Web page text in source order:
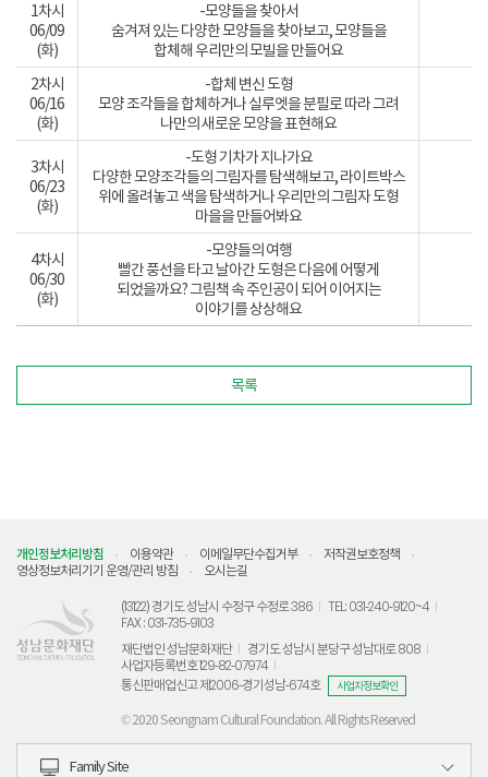
1차시
06/09
(화)
-모양들을 찾아서
숨겨져 있는 다양한 모양들을 찾아보고, 모양들을
합체해 우리만의 모빌을 만들어요
2차시
06/16
(화)
-합체 변신 도형
모양 조각들을 합체하거나 실루엣을 분필로 따라 그려
나만의 새로운 모양을 표현해요
3차시
06/23
(화)
-도형 기차가 지나가요
다양한 모양조각들의 그림자를 탐색해보고, 라이트박스
위에 올려놓고 색을 탐색하거나 우리만의 그림자 도형
마을을 만들어봐요
4차시
06/30
(화)
-모양들의 여행
빨간 풍선을 타고 날아간 도형은 다음에 어떻게
되었을까요? 그림책 속 주인공이 되어 이어지는
이야기를 상상해요
목록
개인정보처리방침 이용약관 이메일무단수집거부
저작권보호정책
영상정보처리기기 운영/관리 방침
오시는길
(13122) 경기도 성남시 수정구 수정로 386
TEL: 031-240-9120~4
FAX : 031-735-9103
재단법인 성남문화재단
경기도 성남시 분당구 성남대로 808
사업자등록번호 129-82-07974
통신판매업신고 제2006-경기성남-674호
사업자정보확인
© 2020 Seongnam Cultural Foundation. All Rights Reserved
Family Site